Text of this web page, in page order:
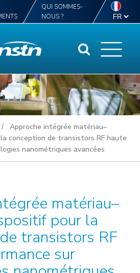
QUI SOMMES-
NOUS ?
/ Approche intégrée matériau–
conception de transistors RF haute
nanométriques avancées
matériau–
pour la
transistors RF
sur